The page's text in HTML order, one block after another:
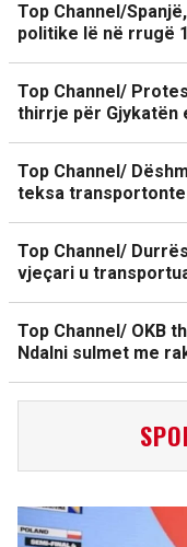
Top Channel/
politike lë në rrugë
Top Channel/
thirrje për Gjykatën
Top Channel/
teksa transportonte
Top Channel/
vjeçari u
Top Channel/ OKB
Ndalni sulmet me